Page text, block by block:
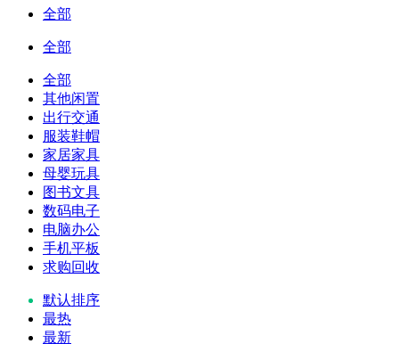
全部
全部
全部
其他闲置
出行交通
服装鞋帽
家居家具
母婴玩具
图书文具
数码电子
电脑办公
手机平板
求购回收
默认排序
最热
最新